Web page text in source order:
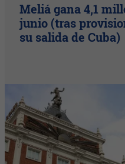
Meliá gana 4,1
junio (tras
su salida de Cuba)